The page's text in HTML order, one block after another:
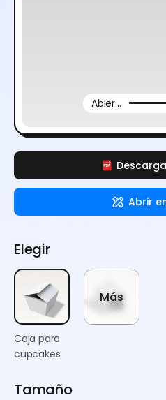
Abrir
Abierto
Elegir
Caja para
cupcakes
Más
Tamaño